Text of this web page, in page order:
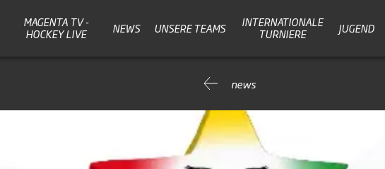
MAGENTA TV -
HOCKEY LIVE
NEWS UNSERE TEAMS
INTERNATIONALE
TURNIERE
JUGEND
news